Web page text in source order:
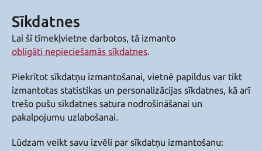
Sīkdatnes
Lai šī tīmekļvietne darbotos, tā izmanto
obligāti nepieciešamās sīkdatnes.
Piekrītot sīkdatņu izmantošanai, vietnē papildus var tikt
izmantotas statistikas un personalizācijas sīkdatnes, kā arī
trešo pušu sīkdatnes satura nodrošināšanai un
pakalpojumu uzlabošanai.
Lūdzam veikt savu izvēli par sīkdatņu izmantošanu: